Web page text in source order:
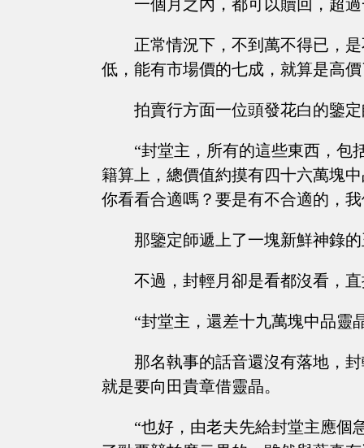
一個月之內，都可以贖回，超
正常情況下，不到萬不得已，
低，能有市場價的七成，就算是高
拍賣行方面一位頭發花白的鑒
“封堂主，所有的這些東西，包
籍算上，總價值約摸有四十六萬塊
你看看合適嗎？要是有不合適的，
那鑒定師遞上了一塊新鮮神錄
不過，封輕月卻是看都沒看，
“封堂主，還差十九萬塊中品靈
那名執事的話音還沒有落地，
就是要向田貴章借靈晶。
“也好，由老夫先給封堂主應個